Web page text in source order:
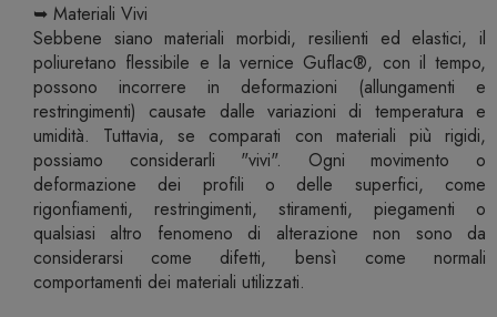
➥ Materiali Vivi
Sebbene siano materiali morbidi, resilienti ed elastici, il
poliuretano flessibile e la vernice Guflac®, con il tempo,
possono incorrere in deformazioni (allungamenti e
restringimenti) causate dalle variazioni di temperatura e
umidità. Tuttavia, se comparati con materiali più rigidi,
possiamo considerarli "vivi". Ogni movimento o
deformazione dei profili o delle superfici, come
rigonfiamenti, restringimenti, stiramenti, piegamenti o
qualsiasi altro fenomeno di alterazione non sono da
considerarsi come difetti, bensì come normali
comportamenti dei materiali utilizzati.